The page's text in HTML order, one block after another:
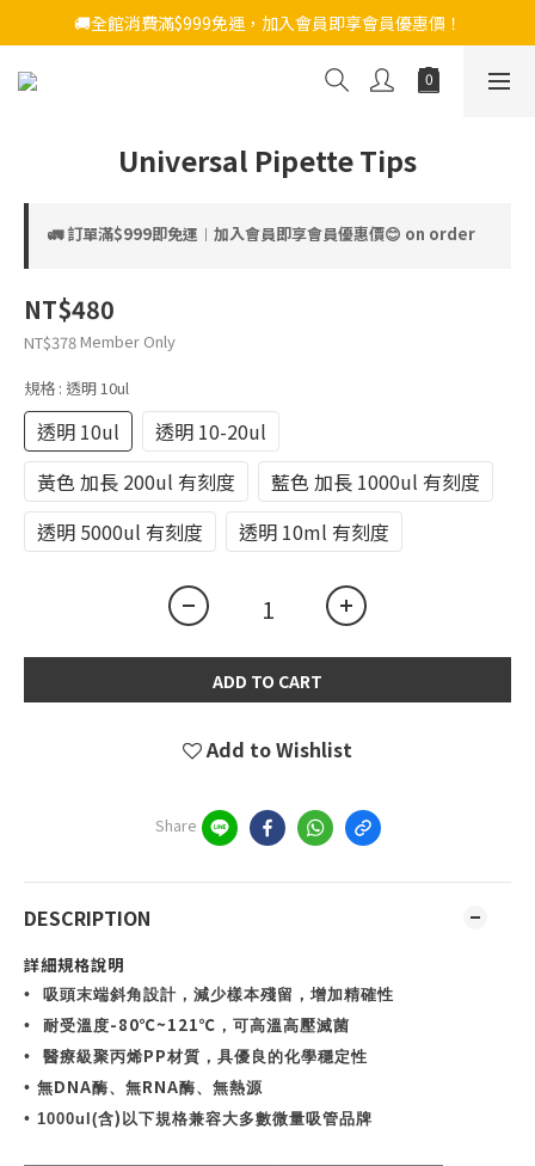
🚚全館消費滿$999免運，加入會員即享會員優惠價！
Universal Pipette Tips
🚛 訂單滿$999即免運︱加入會員即享會員優惠價😊 on order
NT$480
NT$378Member Only
規格 : 透明 10ul
透明 10ul
透明 10-20ul
黃色 加長 200ul 有刻度
藍色 加長 1000ul 有刻度
透明 5000ul 有刻度
透明 10ml 有刻度
ADD TO CART
Add to Wishlist
Share
DESCRIPTION
詳細規格說明
• 吸頭末端斜角設計，減少樣本殘留，增加精確性
• 耐受溫度-80℃~121℃ ，可高溫高壓滅菌
• 醫療級聚丙烯PP材質，具優良的化學穩定性
• 無DNA酶、無RNA酶、無熱源
• 1000ul(含) 以下規格兼容大多數微量吸管品牌